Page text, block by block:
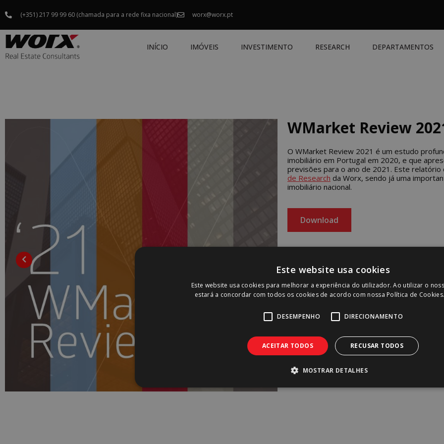
(+351) 217 99 99 60 (chamada para a rede fixa nacional) worx@worx.pt
INÍCIO IMÓVEIS INVESTIMENTO RESEARCH DEPARTAMENTOS
WMarket Review
O WMarket Review 2021 é um estudo
imobiliário em Portugal em 2020, e que
previsões para o ano de 2021. Este relatório
de Research da Worx, sendo já uma
imobiliário nacional.
Download
WMarket
e subscreva a nossa
Este website usa cookies
Este website usa cookies para melhorar a experiência do utilizador. Ao utilizar o
estará a concordar com todos os cookies de acordo com nossa Política de Cookies.
DESEMPENHO DIRECIONAMENTO
ACEITAR TODOS RECUSAR TODOS
MOSTRAR DETALHES